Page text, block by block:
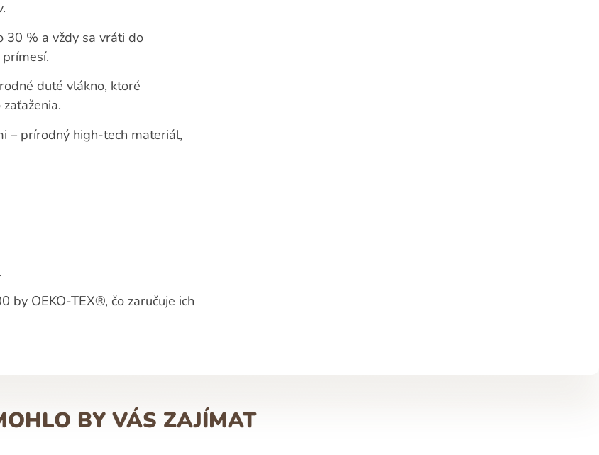
30 % a vždy sa vráti do
duté vlákno, ktoré
– prírodný high-tech materiál,
by OEKO-TEX®, čo zaručuje ich
BY VÁS ZAJÍMAT